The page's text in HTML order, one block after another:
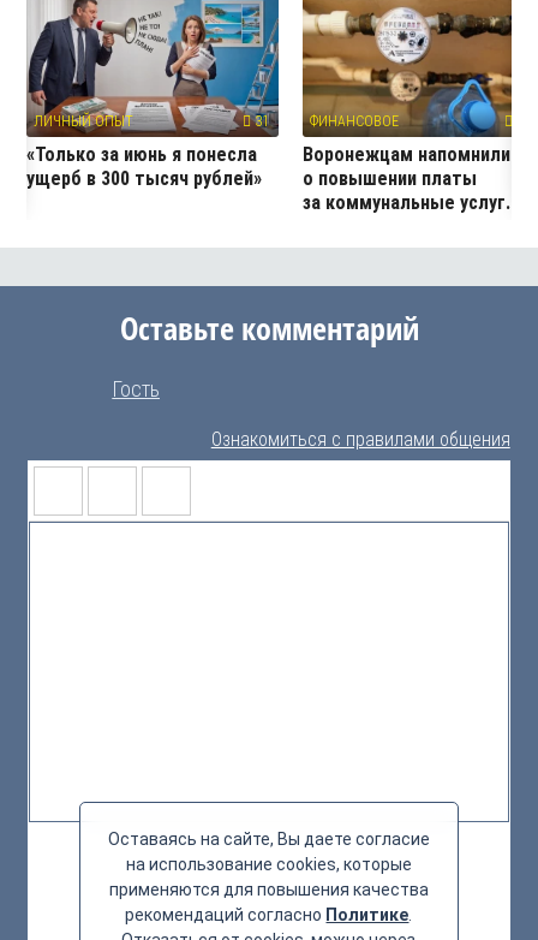
ЛИЧНЫЙ ОПЫТ 31
«Только за июнь я понесла
ущерб в 300 тысяч рублей»
ФИНАНСОВОЕ
Воронежцам напомнили
о повышении платы
за коммунальные услуг...
Оставьте комментарий
Гость
Ознакомиться с правилами общения
Оставаясь на сайте, Вы даете согласие
на использование cookies, которые
применяются для повышения качества
рекомендаций согласно Политике